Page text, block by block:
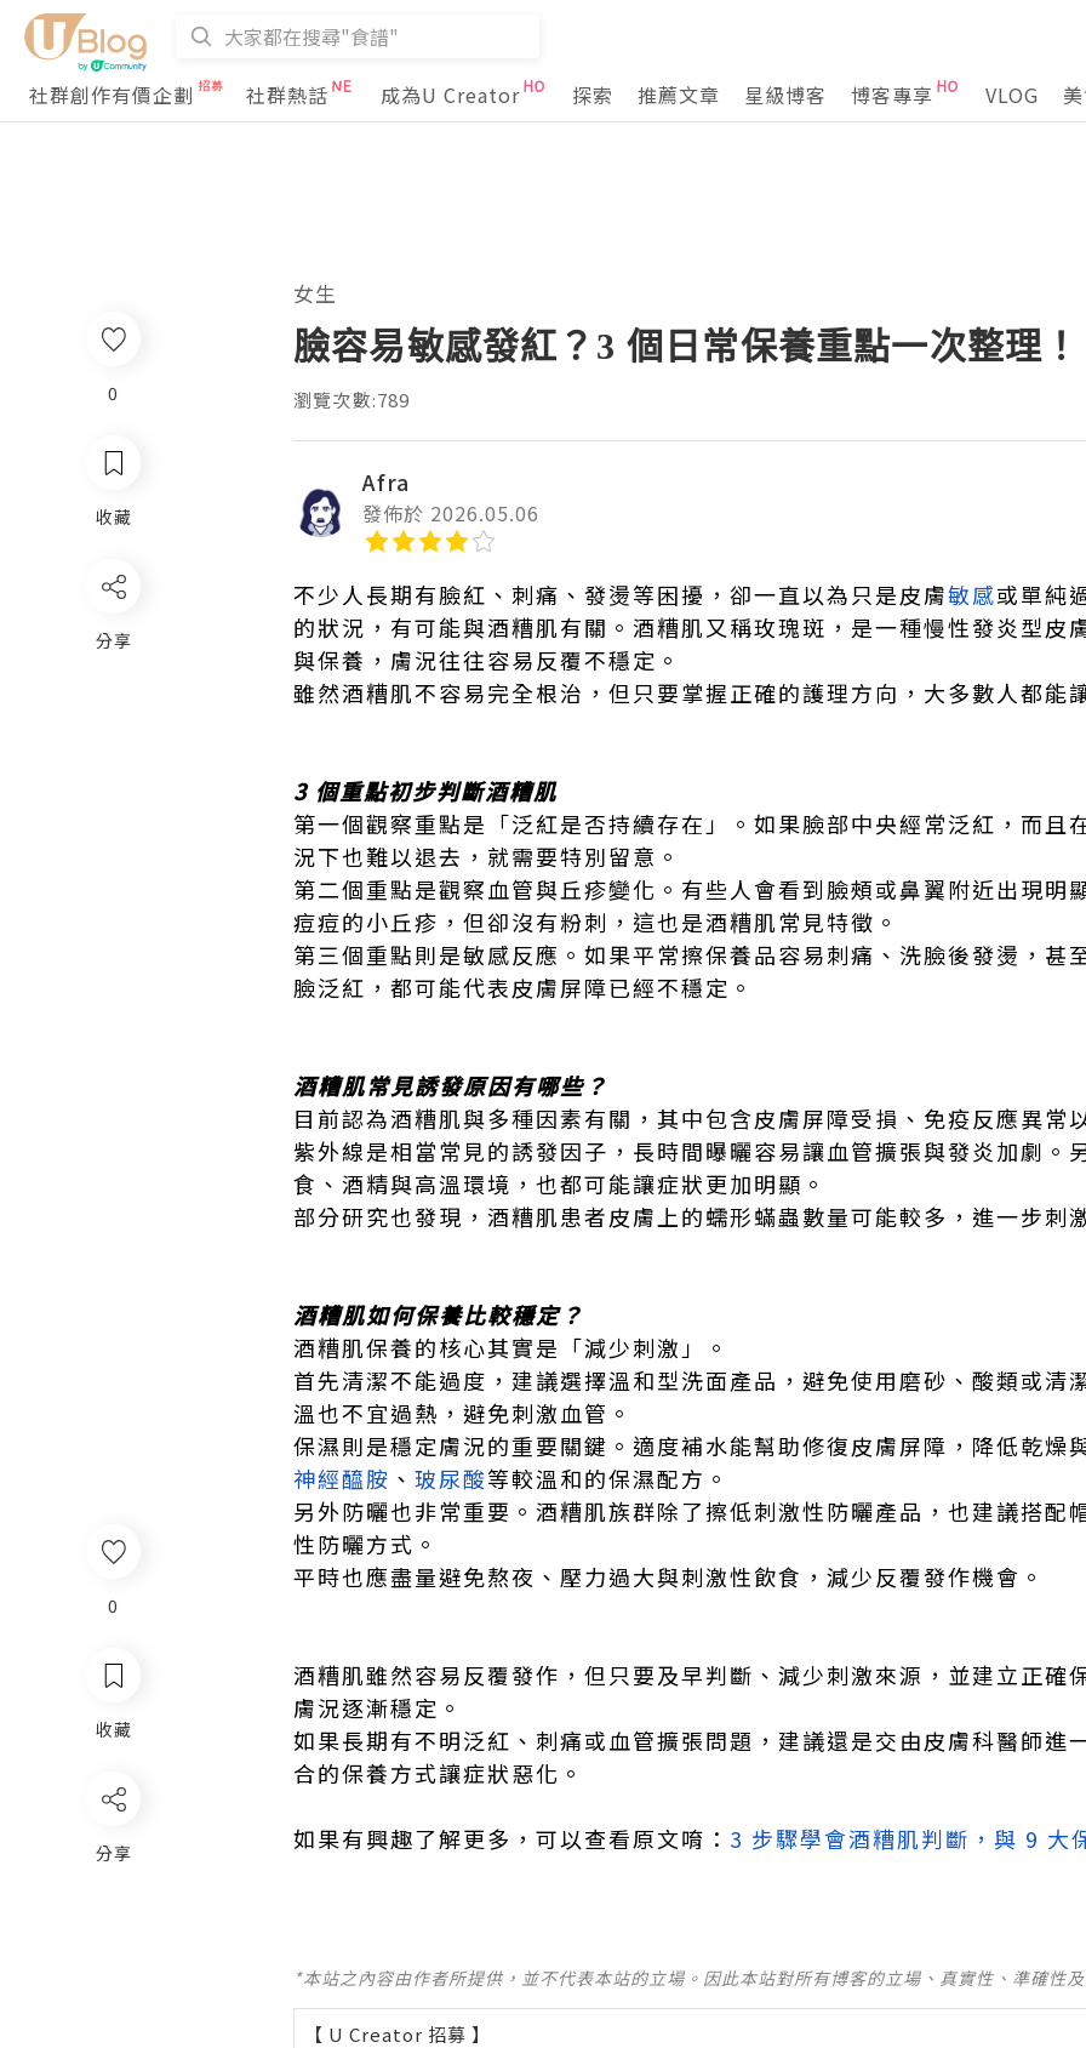
社群創作有價企劃 社群熱話 成為U Creator 探索 推薦文章 星級博客 博客專享 VLOG
0
收藏
分享
女生
臉容易敏感發紅？3 個日常保養重點一次整理！
瀏覽次數:789
Afra
發佈於 2026.05.06
不少人長期有臉紅、刺痛、發燙等困擾，卻一直以為只是皮膚敏感或單純
的狀況，有可能與酒糟肌有關。酒糟肌又稱玫瑰斑，是一種慢性發炎型皮
與保養，膚況往往容易反覆不穩定。
雖然酒糟肌不容易完全根治，但只要掌握正確的護理方向，大多數人都能
3 個重點初步判斷酒糟肌
第一個觀察重點是「泛紅是否持續存在」。如果臉部中央經常泛紅，而且
況下也難以退去，就需要特別留意。
第二個重點是觀察血管與丘疹變化。有些人會看到臉頰或鼻翼附近出現明
痘痘的小丘疹，但卻沒有粉刺，這也是酒糟肌常見特徵。
第三個重點則是敏感反應。如果平常擦保養品容易刺痛、洗臉後發燙，甚
臉泛紅，都可能代表皮膚屏障已經不穩定。
酒糟肌常見誘發原因有哪些？
目前認為酒糟肌與多種因素有關，其中包含皮膚屏障受損、免疫反應異常
紫外線是相當常見的誘發因子，長時間曝曬容易讓血管擴張與發炎加劇。
食、酒精與高溫環境，也都可能讓症狀更加明顯。
部分研究也發現，酒糟肌患者皮膚上的蠕形蟎蟲數量可能較多，進一步刺
酒糟肌如何保養比較穩定？
酒糟肌保養的核心其實是「減少刺激」。
首先清潔不能過度，建議選擇溫和型洗面產品，避免使用磨砂、酸類或清
溫也不宜過熱，避免刺激血管。
保濕則是穩定膚況的重要關鍵。適度補水能幫助修復皮膚屏障，降低乾燥
神經醯胺 、 玻尿酸等較溫和的保濕配方。
另外防曬也非常重要。酒糟肌族群除了擦低刺激性防曬產品，也建議搭配
性防曬方式。
平時也應盡量避免熬夜、壓力過大與刺激性飲食，減少反覆發作機會。
酒糟肌雖然容易反覆發作，但只要及早判斷、減少刺激來源，並建立正確
膚況逐漸穩定。
如果長期有不明泛紅、刺痛或血管擴張問題，建議還是交由皮膚科醫師進
合的保養方式讓症狀惡化。
如果有興趣了解更多，可以查看原文唷： 3 步驟學會酒糟肌判斷，與 9 大
*本站之內容由作者所提供，並不代表本站的立場。因此本站對所有博客的立場、真實性、準確性
【 U Creator 招募 】
0
收藏
分享